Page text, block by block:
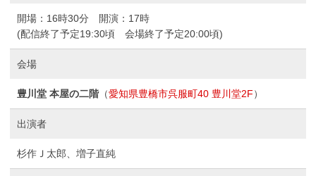
開場：16時30分 開演：17時
(配信終了予定19:30頃 会場終了予定20:00頃)
会場
豊川堂 本屋の二階（愛知県豊橋市呉服町40 豊川堂2F）
出演者
杉作Ｊ太郎、増子直純